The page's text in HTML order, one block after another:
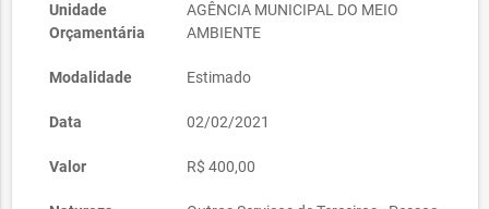
Unidade
Orçamentária
AGÊNCIA MUNICIPAL DO MEIO
AMBIENTE
Modalidade Estimado
Data 02/02/2021
Valor R$ 400,00